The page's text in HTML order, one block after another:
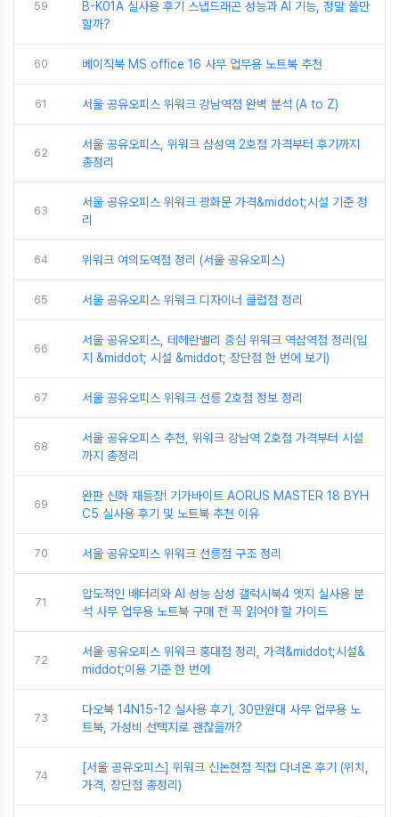
59
B-K01A 실사용 후기 스냅드래곤 성능과 AI 기능, 정말 쓸만
할까?
60 베이직북 MS office 16 사무 업무용 노트북 추천
61 서울 공유오피스 위워크 강남역점 완벽 분석 (A to Z)
62
서울 공유오피스, 위워크 삼성역 2호점 가격부터 후기까지
총정리
63
서울 공유오피스 위워크 광화문 가격&middot;시설 기준 정
리
64 위워크 여의도역점 정리 (서울 공유오피스)
65 서울 공유오피스 위워크 디자이너 클럽점 정리
66
서울 공유오피스, 테헤란밸리 중심 위워크 역삼역점 정리(입
지 &middot; 시설 &middot; 장단점 한 번에 보기)
67 서울 공유오피스 위워크 선릉 2호점 정보 정리
68
서울 공유오피스 추천, 위워크 강남역 2호점 가격부터 시설
까지 총정리
69
완판 신화 재등장! 기가바이트 AORUS MASTER 18 BYH
C5 실사용 후기 및 노트북 추천 이유
70 서울 공유오피스 위워크 선릉점 구조 정리
71
압도적인 배터리와 AI 성능 삼성 갤럭시북4 엣지 실사용 분
석 사무 업무용 노트북 구매 전 꼭 읽어야 할 가이드
72
서울 공유오피스 위워크 홍대점 정리, 가격&middot;시설&
middot;이용 기준 한 번에
73
다오북 14N15-12 실사용 후기, 30만원대 사무 업무용 노
트북, 가성비 선택지로 괜찮을까?
74
[서울 공유오피스] 위워크 신논현점 직접 다녀온 후기 (위치,
가격, 장단점 총정리)